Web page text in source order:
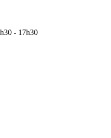
- 17h30